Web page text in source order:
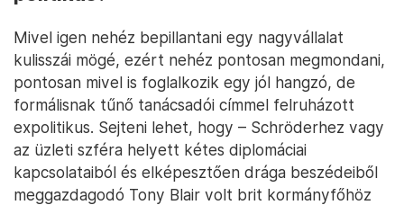
Mivel igen nehéz bepillantani egy nagyvállalat
kulisszái mögé, ezért nehéz pontosan megmondani,
pontosan mivel is foglalkozik egy jól hangzó, de
formálisnak tűnő tanácsadói címmel felruházott
expolitikus. Sejteni lehet, hogy – Schröderhez vagy
az üzleti szféra helyett kétes diplomáciai
kapcsolataiból és elképesztően drága beszédeiből
meggazdagodó Tony Blair volt brit kormányfőhöz